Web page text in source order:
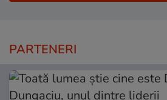
PARTENERI